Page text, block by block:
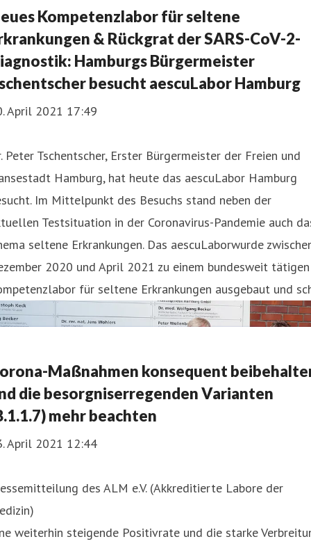
Kompetenzlabor für seltene
& Rückgrat der SARS-CoV-2-
Hamburgs Bürgermeister
besucht aescuLabor Hamburg
April 2021 17:49
Peter Tschentscher, Erster Bürgermeister der Freien und
Hamburg, hat heute das aescuLabor Hamburg
Im Mittelpunkt des Besuchs stand neben der
Testsituation in der Coronavirus-Pandemie auch
seltene Erkrankungen. Das aescuLaborwurde
2020 und April 2021 zu einem bundesweit tätigen
für seltene Erkrankungen ausgebaut und
Maßnahmen konsequent
die besorgniserregenden Varianten
mehr beachten
April 2021 12:44
des ALM e.V. (Akkreditierte Labore der
weiterhin steigende Positivrate und die starke